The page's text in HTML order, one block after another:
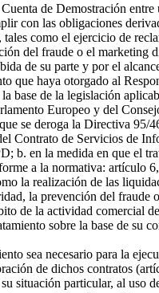
de Demostración
con las obligaciones
como el ejercicio de
del fraude o el marketing
de su parte y por el
que haya otorgado al
base de la legislación
Europeo y del
se deroga la Directiva
Contrato de Servicios de
b. en la medida en que el
a la normativa: artículo
la realización de las
la prevención del fraude
de la actividad comercial
sobre la base de su
sea necesario para la
de dichos contratos
situación particular, al uso